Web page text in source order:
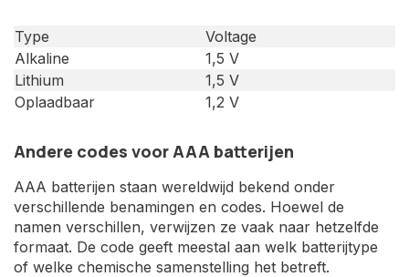
Type
Voltage
Alkaline
1,5 V
Lithium
1,5 V
Oplaadbaar
1,2 V
Andere codes voor AAA batterijen
AAA batterijen staan wereldwijd bekend onder
verschillende benamingen en codes. Hoewel de
namen verschillen, verwijzen ze vaak naar hetzelfde
formaat. De code geeft meestal aan welk batterijtype
of welke chemische samenstelling het betreft.